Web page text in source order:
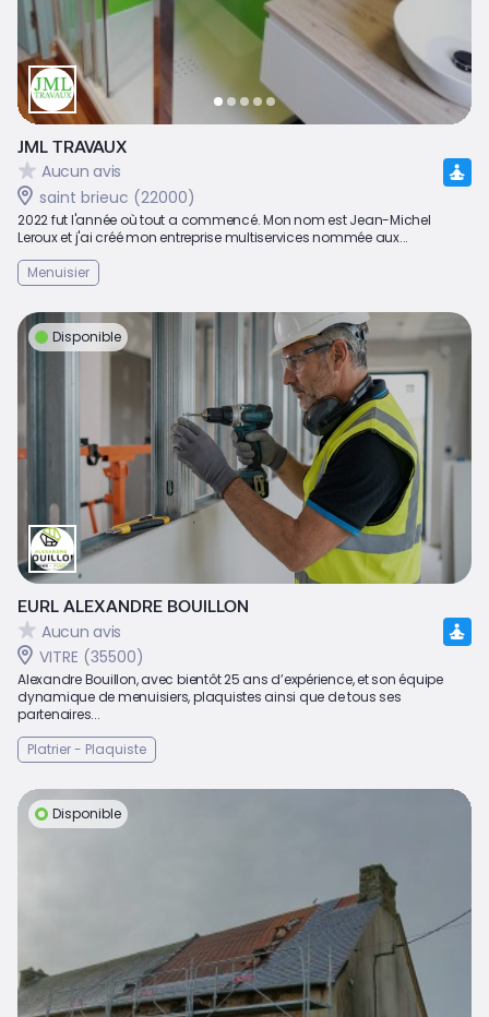
JML TRAVAUX
Aucun avis
saint brieuc (22000)
2022 fut l'année où tout a commencé. Mon nom est Jean-Michel
Leroux et j'ai créé mon entreprise multiservices nommée aux...
Menuisier
Disponible
EURL ALEXANDRE BOUILLON
Aucun avis
VITRE (35500)
Alexandre Bouillon, avec bientôt 25 ans d’expérience, et son équipe
dynamique de menuisiers, plaquistes ainsi que de tous ses
partenaires...
Platrier - Plaquiste
Disponible